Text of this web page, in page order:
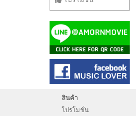
สินค้า
โปรโมชั่น